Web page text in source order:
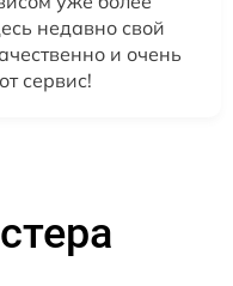
недавно свой
и очень
сервис!